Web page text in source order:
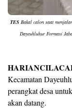
TESBakal calon saat
Dayeuhluhur Formasi
Kecamatan
perangkat desa
akan datang.